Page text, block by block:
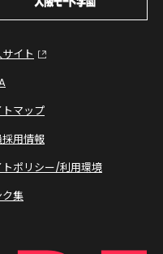
イト
トマップ
用情報
トポリシー/利用環境
ク集